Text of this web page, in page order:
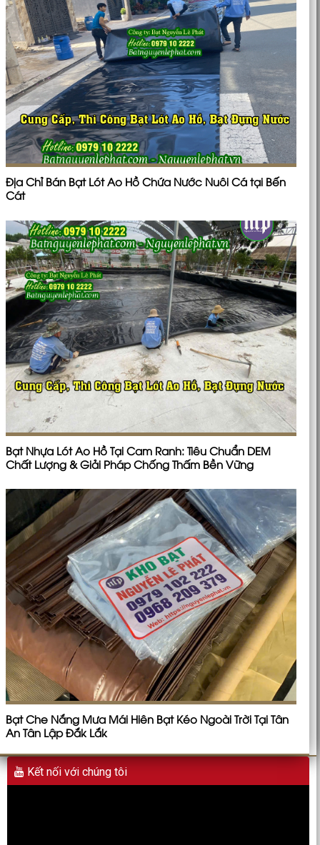
Địa Chỉ Bán Bạt Lót Ao Hồ Chứa Nước Nuôi Cá tại Bến
Cát
Bạt Nhựa Lót Ao Hồ Tại Cam Ranh: Tiêu Chuẩn DEM
Chất Lượng & Giải Pháp Chống Thấm Bền Vững
Bạt Che Nắng Mưa Mái Hiên Bạt Kéo Ngoài Trời Tại Tân
An Tân Lập Đắk Lắk
Kết nối với chúng tôi